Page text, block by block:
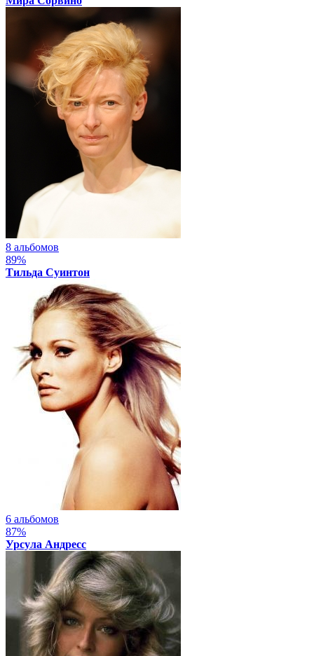
8 альбомов
89%
Тильда Суинтон
6 альбомов
87%
Урсула Андресс